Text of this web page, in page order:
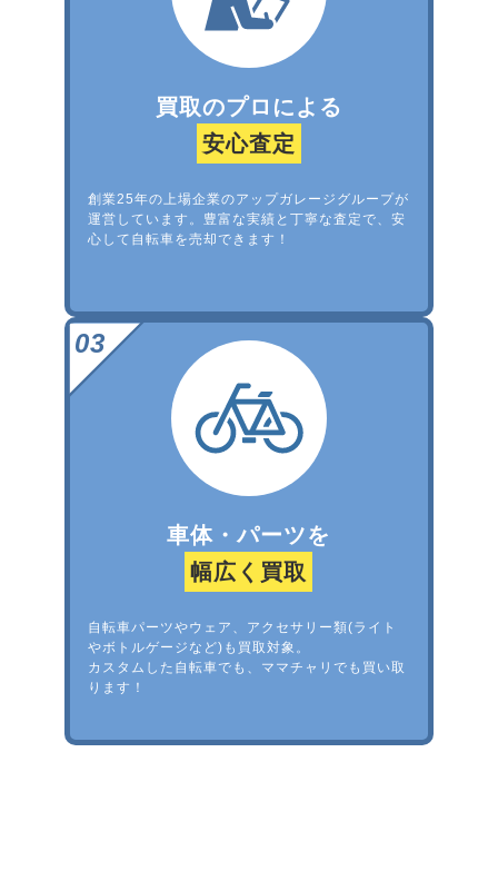
買取のプロによる
安心査定
創業25年の上場企業のアップガレージグループが
運営しています。豊富な実績と丁寧な査定で、安
心して自転車を売却できます！
車体・パーツを
幅広く買取
自転車パーツやウェア、アクセサリー類(ライト
やボトルゲージなど)も買取対象。
カスタムした自転車でも、ママチャリでも買い取
ります！